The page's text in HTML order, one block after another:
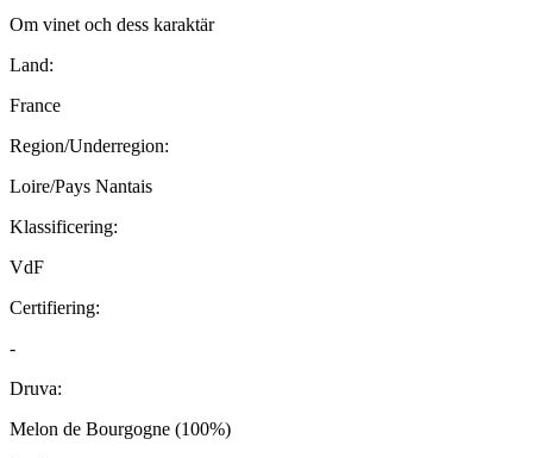
Om vinet och dess karaktär
Land:
France
Region/Underregion:
Loire/Pays Nantais
Klassificering:
VdF
Certifiering:
-
Druva:
Melon de Bourgogne (100%)